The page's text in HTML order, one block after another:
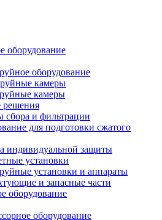
оборудование
оборудование
камеры
камеры
решения
сбора и фильтрации
для подготовки сжатого
индивидуальной защиты
установки
установки и аппараты
и запасные части
оборудование
оборудование